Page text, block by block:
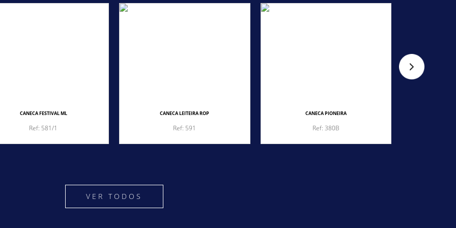
CANECA FESTIVAL ML
Ref: 581/1
CANECA LEITEIRA ROP
Ref: 591
CANECA PIONEIRA
Ref: 380B
VER TODOS